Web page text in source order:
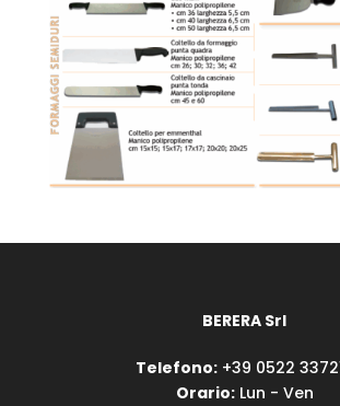
BERERA Srl
Telefono:+39 0522
Orario:Lun - Ven